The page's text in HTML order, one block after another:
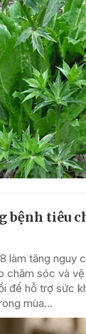
bệnh tiêu
làm tăng nguy
chăm sóc và
để hỗ trợ sức
mùa...